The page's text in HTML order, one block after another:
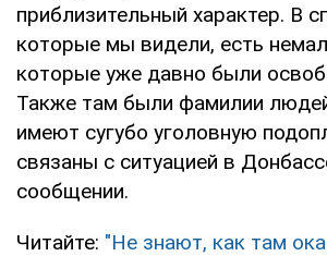
приблизительный характер. В
которые мы видели, есть
которые уже давно были
Также там были фамилии
имеют сугубо уголовную
связаны с ситуацией в
сообщении.
Читайте: "Не знают, как там